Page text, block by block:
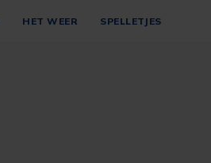
HET WEER SPELLETJES